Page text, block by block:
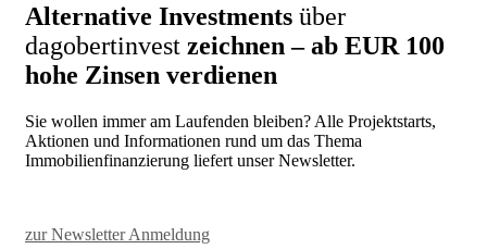
Alternative Investments über
dagobertinvest zeichnen – ab EUR 100
hohe Zinsen verdienen
Sie wollen immer am Laufenden bleiben? Alle Projektstarts,
Aktionen und Informationen rund um das Thema
Immobilienfinanzierung liefert unser Newsletter.
zur Newsletter Anmeldung